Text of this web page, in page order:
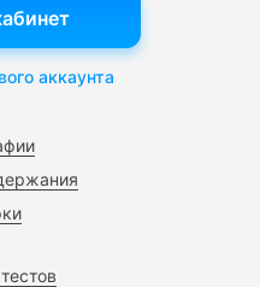
аккаунта